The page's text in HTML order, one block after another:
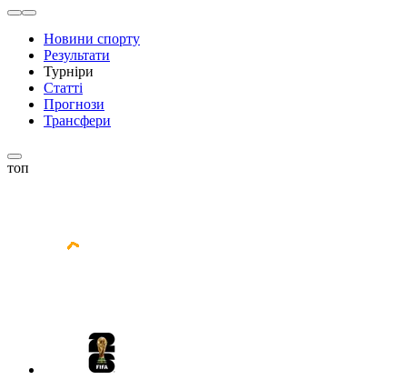
Новини спорту
Результати
Турніри
Статті
Прогнози
Трансфери
топ